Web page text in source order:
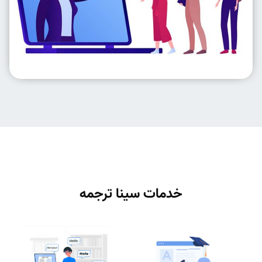
خدمات سینا ترجمه